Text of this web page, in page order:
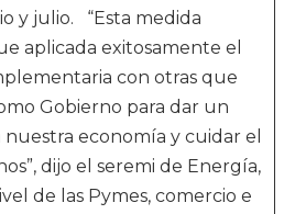
y julio. “Esta medida
aplicada exitosamente el
con otras que
Gobierno para dar un
economía y cuidar el
dijo el seremi de Energía,
de las Pymes, comercio e